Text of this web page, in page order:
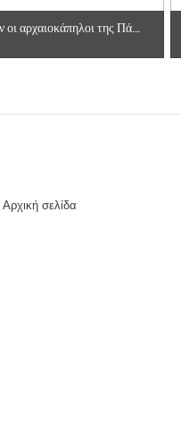
μετά τις πλημμύρες και
δημοτικών εκλογών
και έθιμα που χάνονται
Επιμορφωτικού στο
αρχαιοκάπηλοι της Πά...
Αρχική σελίδα